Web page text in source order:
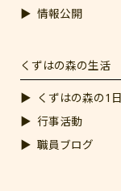
情報公開
くずはの森の生活
くずはの森の1日
行事活動
職員ブログ